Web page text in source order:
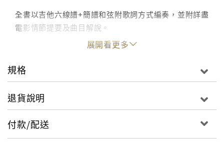
全書以吉他六線譜+簡譜和弦附歌詞方式編奏，並附詳盡
電影情節提要及曲目解說。
展開看更多
規格
退貨說明
付款/配送